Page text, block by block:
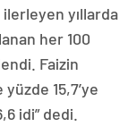
yıllarda
her 100
Faizin
15,7’ye
idi” dedi.